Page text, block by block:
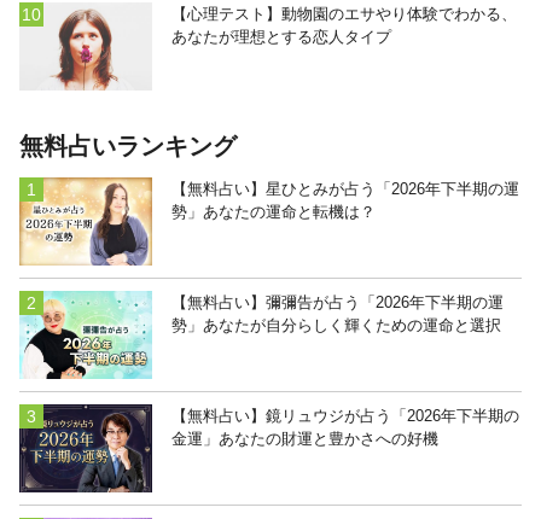
【心理テスト】動物園のエサやり体験でわかる、
あなたが理想とする恋人タイプ
無料占いランキング
【無料占い】星ひとみが占う「2026年下半期の運
勢」あなたの運命と転機は？
【無料占い】彌彌告が占う「2026年下半期の運
勢」あなたが自分らしく輝くための運命と選択
【無料占い】鏡リュウジが占う「2026年下半期の
金運」あなたの財運と豊かさへの好機